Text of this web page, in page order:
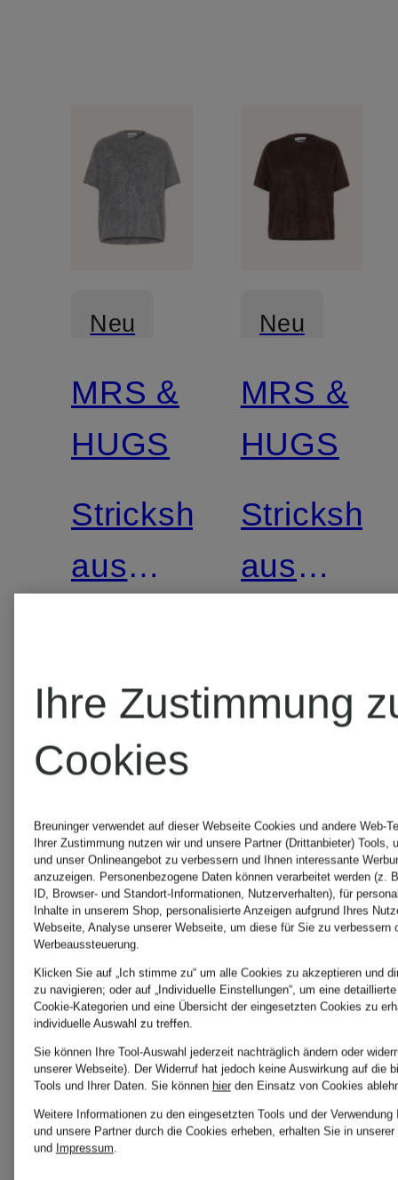
Neu
Zertifiziert
MRS &
HUGS
Strickshirt
aus
Neu
Zertifiziert
MRS &
HUGS
Strickshirt
aus
Neu Neu
Ihre Zustimmung
Cookies
Breuninger verwendet auf dieser Webseite Cookies und andere Web-
Ihrer Zustimmung nutzen wir und unsere Partner (Drittanbieter) Tools,
und unser Onlineangebot zu verbessern und Ihnen interessante
anzuzeigen. Personenbezogene Daten können verarbeitet werden (z.
ID, Browser- und Standort-Informationen, Nutzerverhalten), für
Inhalte in unserem Shop, personalisierte Anzeigen aufgrund Ihres
Webseite, Analyse unserer Webseite, um diese für Sie zu verbessern
Werbeaussteuerung.
Klicken Sie auf „Ich stimme zu“ um alle Cookies zu akzeptieren und
zu navigieren; oder auf „Individuelle Einstellungen“, um eine
Cookie-Kategorien und eine Übersicht der eingesetzten Cookies zu
individuelle Auswahl zu treffen.
Sie können Ihre Tool-Auswahl jederzeit nachträglich ändern oder
unserer Webseite). Der Widerruf hat jedoch keine Auswirkung auf die
Tools und Ihrer Daten. Sie können hierden Einsatz von Cookies
Weitere Informationen zu den eingesetzten Tools und der Verwendung
und unsere Partner durch die Cookies erheben, erhalten Sie in unserer
und Impressum.